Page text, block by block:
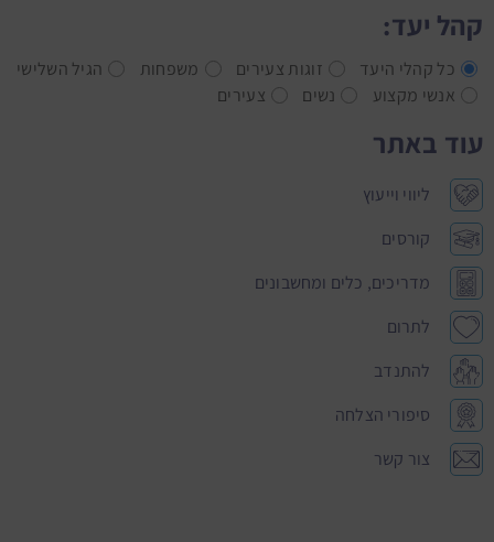
קהל יעד:
כל קהלי היעד זוגות צעירים משפחות
הגיל השלישי
אנשי מקצוע
נשים צעירים
עוד באתר
ליווי וייעוץ
קורסים
מדריכים, כלים ומחשבונים
לתרום
להתנדב
סיפורי הצלחה
צור קשר